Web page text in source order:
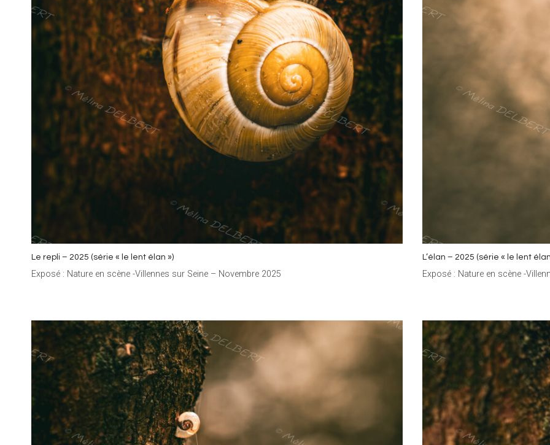
Le repli – 2025 (série « le lent élan »)
Exposé : Nature en scène -Villennes sur Seine – Novembre 2025
L’élan – 2025 (série « le lent
Exposé : Nature en scène -